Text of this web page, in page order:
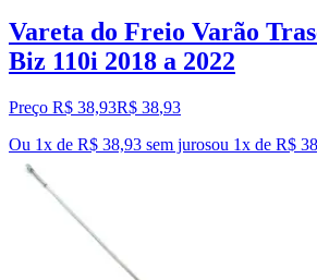
Vareta do Freio Varão
Biz 110i 2018 a 2022
Preço R$ 38,93R$ 38,93
Ou 1x de R$ 38,93 sem jurosou 1x de R$